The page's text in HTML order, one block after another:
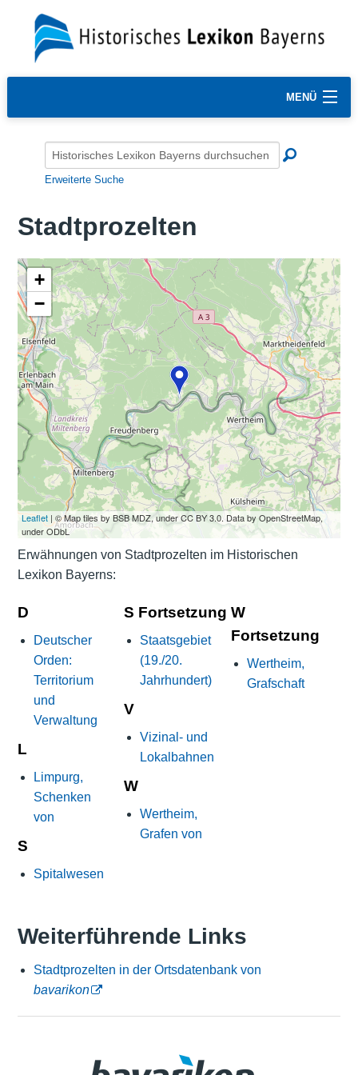
MENÜ
Erweiterte Suche
Stadtprozelten
+
−
Leaflet| © Map tiles by BSB MDZ, under CC BY 3.0. Data by OpenStreetMap,
under ODbL
Erwähnungen von Stadtprozelten im Historischen
Lexikon Bayerns:
D
Deutscher
Orden:
Territorium
und
Verwaltung
L
Limpurg,
Schenken
von
S
Spitalwesen
S Fortsetzung
Staatsgebiet
(19./20.
Jahrhundert)
V
Vizinal- und
Lokalbahnen
W
Wertheim,
Grafen von
W
Fortsetzung
Wertheim,
Grafschaft
Weiterführende Links
Stadtprozelten in der Ortsdatenbank von
bavarikon